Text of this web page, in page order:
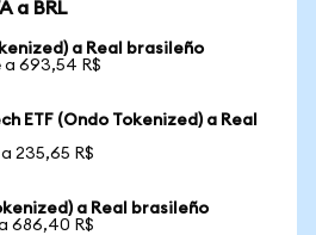
a BRL
a Real brasileño
a 693,54 R$
ETF (Ondo Tokenized) a Real
235,65 R$
a Real brasileño
686,40 R$